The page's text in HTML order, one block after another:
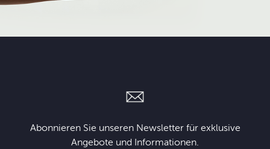
Abonnieren Sie unseren Newsletter für exklusive
Angebote und Informationen.